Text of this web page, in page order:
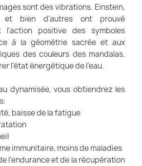
sont des vibrations. Einstein,
et bien d'autres ont prouvé
l'action positive des symboles
à la géométrie sacrée et aux
des couleurs des mandalas,
l’état énergétique de l’eau.
dynamisée, vous obtiendrez les
baisse de la fatigue
immunitaire, moins de maladies
l’endurance et de la récupération